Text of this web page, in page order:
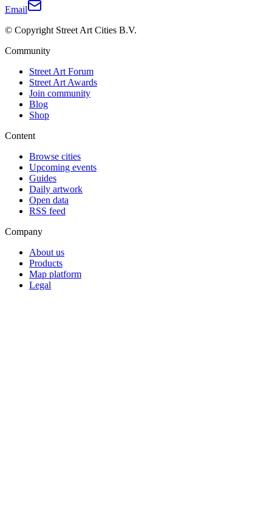
Email
© Copyright Street Art Cities B.V.
Community
Street Art Forum
Street Art Awards
Join community
Blog
Shop
Content
Browse cities
Upcoming events
Guides
Daily artwork
Open data
RSS feed
Company
About us
Products
Map platform
Legal